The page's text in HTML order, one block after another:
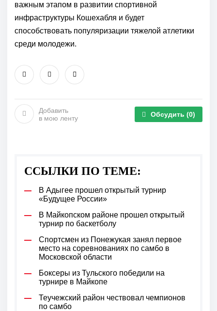
важным этапом в развитии спортивной
инфраструктуры Кошехабля и будет
способствовать популяризации тяжелой атлетики
среди молодежи.
Добавить
в мою ленту
Обсудить (0)
ССЫЛКИ ПО ТЕМЕ:
В Адыгее прошел открытый турнир
«Будущее России»
В Майкопском районе прошел открытый
турнир по баскетболу
Спортсмен из Понежукая занял первое
место на соревнованиях по самбо в
Московской области
Боксеры из Тульского победили на
турнире в Майкопе
Теучежский район чествовал чемпионов
по самбо